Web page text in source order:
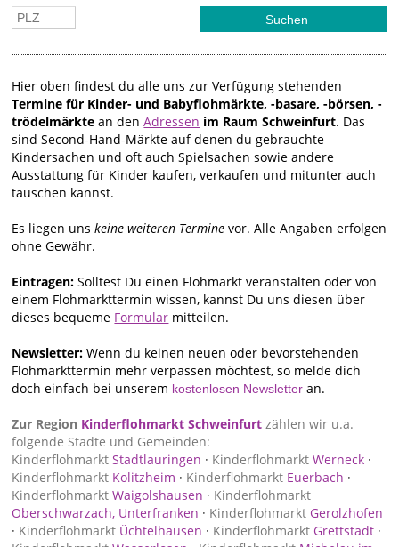
Hier oben findest du alle uns zur Verfügung stehenden
Termine für Kinder- und Babyflohmärkte, -basare, -börsen, -
trödelmärkte an denAdressen im Raum Schweinfurt. Das
sind Second-Hand-Märkte auf denen du gebrauchte
Kindersachen und oft auch Spielsachen sowie andere
Ausstattung für Kinder kaufen, verkaufen und mitunter auch
tauschen kannst.
Es liegen unskeine weiteren Termine vor. Alle Angaben erfolgen
ohne Gewähr.
Eintragen:Solltest Du einen Flohmarkt veranstalten oder von
einem Flohmarkttermin wissen, kannst Du uns diesen über
dieses bequeme Formular mitteilen.
Newsletter: Wenn du keinen neuen oder bevorstehenden
Flohmarkttermin mehr verpassen möchtest, so melde dich
doch einfach bei unserem kostenlosen Newsletter an.
Zur Region Kinderflohmarkt Schweinfurt zählen wir u.a.
folgende Städte und Gemeinden:
Kinderflohmarkt Stadtlauringen · Kinderflohmarkt Werneck ·
Kinderflohmarkt Kolitzheim · Kinderflohmarkt Euerbach ·
Kinderflohmarkt Waigolshausen · Kinderflohmarkt
Oberschwarzach, Unterfranken · Kinderflohmarkt Gerolzhofen
· Kinderflohmarkt Üchtelhausen · Kinderflohmarkt Grettstadt ·